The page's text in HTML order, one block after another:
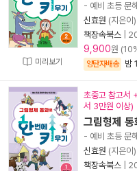
미리보기
- 예비 초등 문
신효원 (지은이)
책장속북스
9,900원
양탄자배송 밤
초중고 참고서
서 3만원 이상)
그림형제
- 예비 초등 문
신효원 (지은이)
책장속북스